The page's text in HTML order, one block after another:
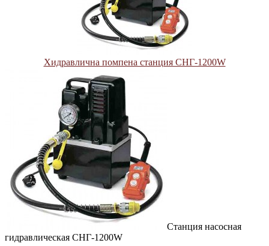
Хидравлична помпена станция СНГ-1200W
Станция насосная
гидравлическая СНГ-1200W